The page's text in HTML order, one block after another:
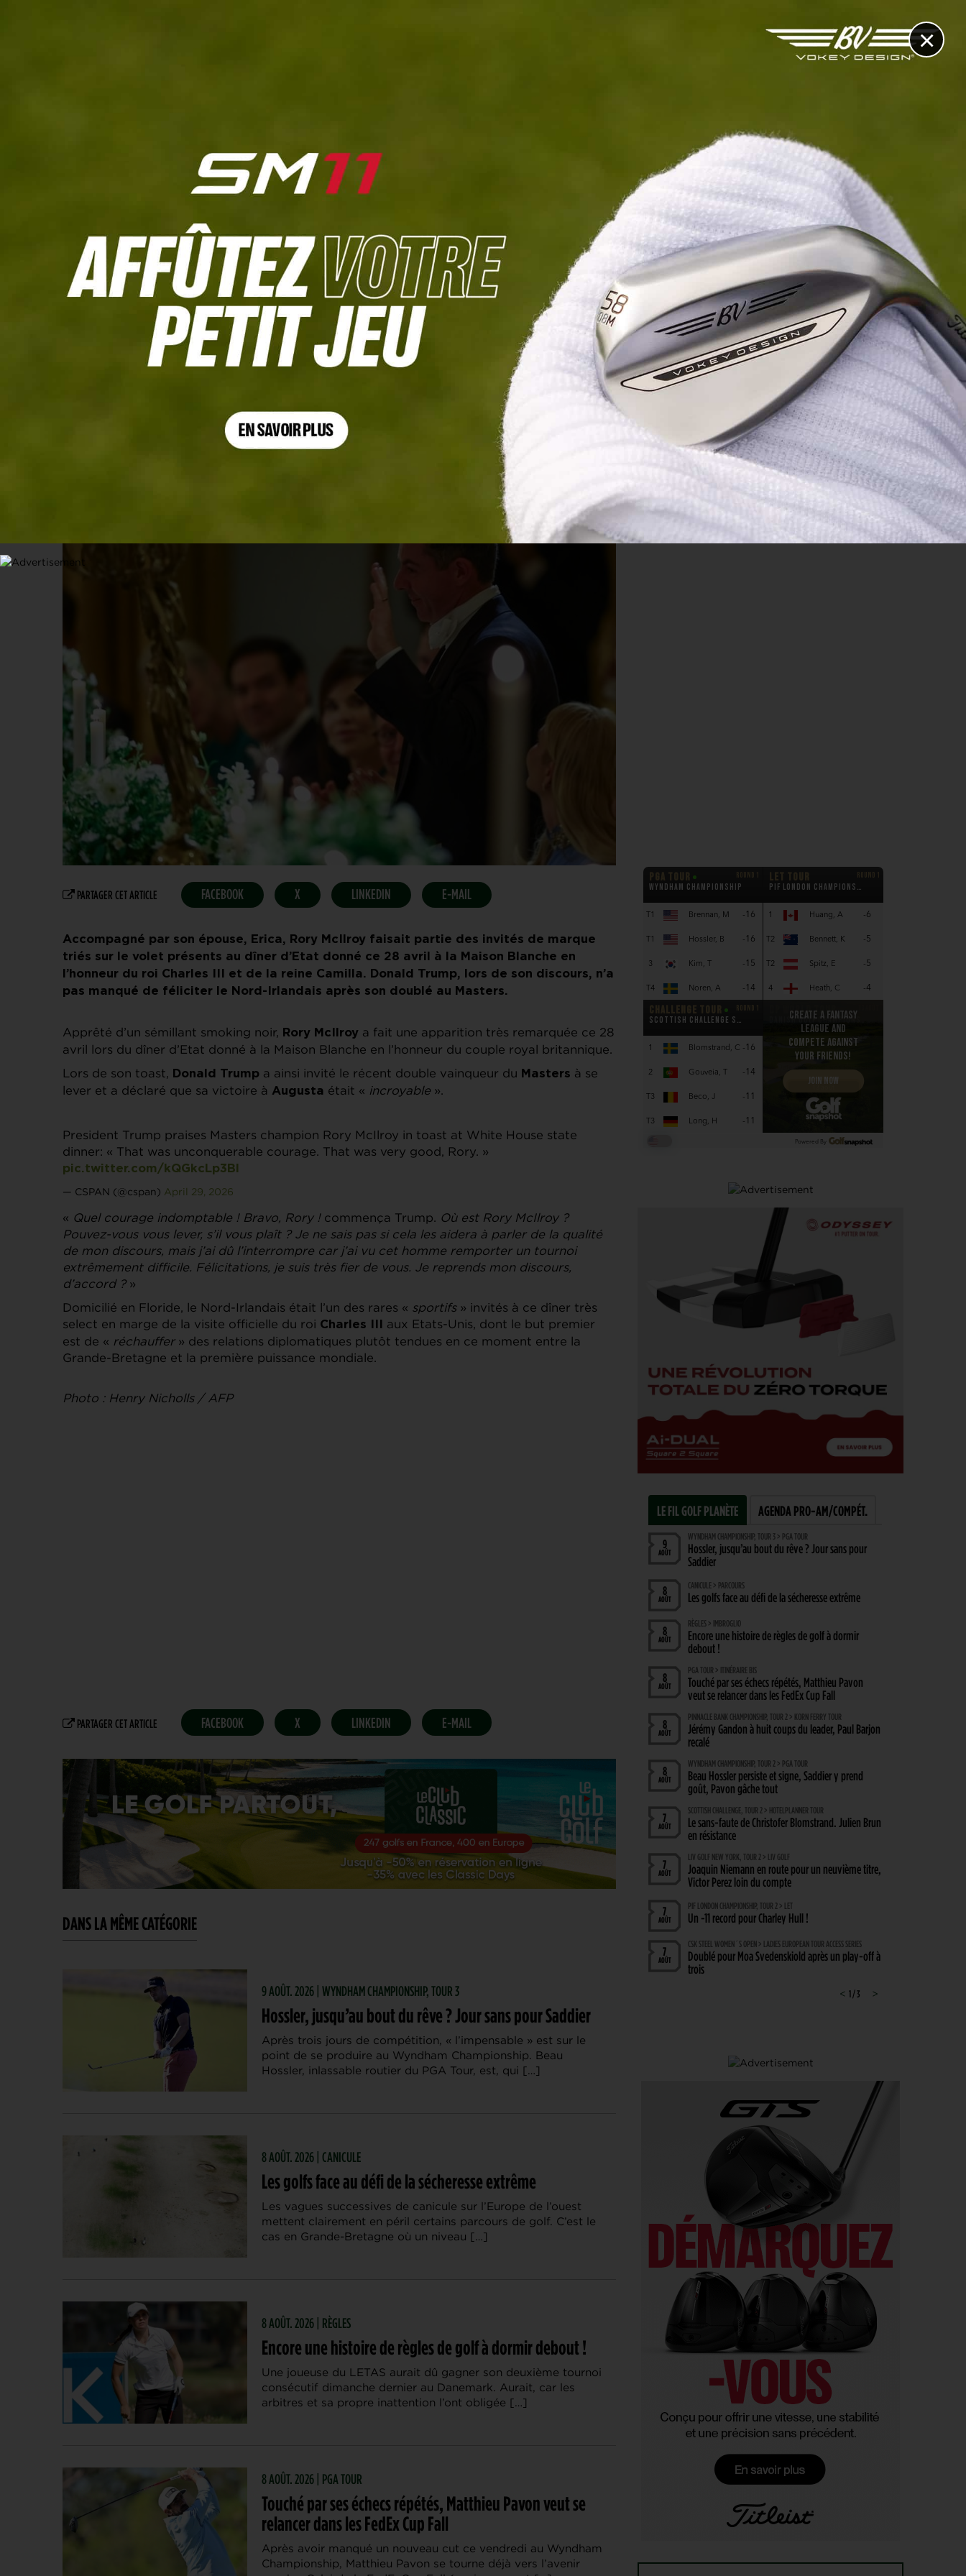
×
Rory McIlroy fait le buzz lors du dîner d’Etat du roi Charles III à la Maison
PARTAGER CET ARTICLE FACEBOOK X LINKEDIN E-MAIL
Accompagné par son épouse, Erica, Rory McIlroy faisait partie des invités de marque
triés sur le volet présents au dîner d’Etat donné ce 28 avril à la Maison Blanche en
l’honneur du roi Charles III et de la reine Camilla. Donald Trump, lors de son discours, n’a
pas manqué de féliciter le Nord-Irlandais après son doublé au Masters.
Apprêté d’un sémillant smoking noir, Rory McIlroy a fait une apparition très remarquée ce 28
avril lors du dîner d’Etat donné à la Maison Blanche en l’honneur du couple royal britannique.
Lors de son toast, Donald Trump a ainsi invité le récent double vainqueur du Masters à se
lever et a déclaré que sa victoire à Augusta était « incroyable ».
President Trump praises Masters champion Rory McIlroy in toast at White House state
dinner: « That was unconquerable courage. That was very good, Rory. »
pic.twitter.com/kQGkcLp3Bl
— CSPAN (@cspan) April 29, 2026
« Quel courage indomptable ! Bravo, Rory !commença Trump. Où est Rory McIlroy ?
Pouvez-vous vous lever, s’il vous plaît ? Je ne sais pas si cela les aidera à parler de la qualité
de mon discours, mais j’ai dû l’interrompre car j’ai vu cet homme remporter un tournoi
extrêmement difficile. Félicitations, je suis très fier de vous. Je reprends mon discours,
d’accord ?»
Domicilié en Floride, le Nord-Irlandais était l’un des rares « sportifs » invités à ce dîner très
select en marge de la visite officielle du roi Charles III
aux Etats-Unis, dont le but premier
est de « réchauffer » des relations diplomatiques plutôt tendues en ce moment entre la
Grande-Bretagne et la première puissance mondiale.
Photo : Henry Nicholls / AFP
PARTAGER CET ARTICLE FACEBOOK X LINKEDIN E-MAIL
DANS LA MÊME CATÉGORIE
9 AOÛT. 2026 | WYNDHAM CHAMPIONSHIP, TOUR 3
Hossler, jusqu’au bout du rêve ? Jour sans pour Saddier
Après trois jours de compétition, « l’impensable » est sur le
point de se produire au Wyndham Championship. Beau
Hossler, inlassable routier du PGA Tour, est, qui […]
8 AOÛT. 2026 | CANICULE
Les golfs face au défi de la sécheresse extrême
Les vagues successives de canicule sur l’Europe de l’ouest
mettent clairement en péril certains parcours de golf. C’est le
cas en Grande-Bretagne où un niveau […]
8 AOÛT. 2026 | RÈGLES
Encore une histoire de règles de golf à dormir debout !
Une joueuse du LETAS aurait dû gagner son deuxième tournoi
consécutif dimanche dernier au Danemark. Aurait, car les
arbitres et sa propre inattention l’ont obligée […]
8 AOÛT. 2026 | PGA TOUR
Touché par ses échecs répétés, Matthieu Pavon veut se
relancer dans les FedEx Cup Fall
Après avoir manqué un nouveau cut ce vendredi au Wyndham
Championship, Matthieu Pavon se tourne déjà vers l’avenir
LE FIL GOLF PLANÈTE AGENDA PRO-AM/COMPÉT.
9
AOÛT
WYNDHAM CHAMPIONSHIP, TOUR 3 > PGA TOUR
Hossler, jusqu’au bout du rêve ? Jour sans pour
Saddier
8
AOÛT
CANICULE > PARCOURS
Les golfs face au défi de la sécheresse extrême
8
AOÛT
RÈGLES > IMBROGLIO
Encore une histoire de règles de golf à dormir
debout !
8
AOÛT
PGA TOUR > ITINÉRAIRE BIS
Touché par ses échecs répétés, Matthieu Pavon
veut se relancer dans les FedEx Cup Fall
8
AOÛT
PINNACLE BANK CHAMPIONSHIP, TOUR 2 > KORN FERRY TOUR
Jérémy Gandon à huit coups du leader, Paul Barjon
recalé
8
AOÛT
WYNDHAM CHAMPIONSHIP, TOUR 2 > PGA TOUR
Beau Hossler persiste et signe, Saddier y prend
goût, Pavon gâche tout
7
AOÛT
SCOTTISH CHALLENGE, TOUR 2 > HOTELPLANNER TOUR
Le sans-faute de Christofer Blomstrand. Julien Brun
en résistance
7
AOÛT
LIV GOLF NEW YORK, TOUR 2 > LIV GOLF
Joaquin Niemann en route pour un neuvième titre,
Victor Perez loin du compte
7
AOÛT
PIF LONDON CHAMPIONSHIP, TOUR 2 > LET
Un -11 record pour Charley Hull !
7
AOÛT
CSK STEEL WOMEN´S OPEN > LADIES EUROPEAN TOUR ACCESS SERIES
Doublé pour Moa Svedenskiold après un play-off à
trois
Nastasia Nadaud : « Un moment très spécial, que
Pavon serre les dents
dernier tournoi de la saison régulière
MATÉRIEL > MÉTAMORPHOSE
Michael Thorbjornsen : les secrets d’un sac qui a
changé de visage avant son premier succès sur le
PGA Tour
GUERRE DES CIRCUITS > QUESTIONS POUR DES CHAMPIONS
LIV Golf : Quel avenir pour Rahm et DeChambeau ?
PGA TOUR > DIVORCE
Le FedEx St. Jude Championship va perdre son
statut de tournoi XXL
DP WORLD TOUR > PLATEAU DE RÊVE
De nombreuses stars annoncées à l’Irish Open
ENTRAÎNEMENT > ON M(&M)
Vidéo : un jeu pour égayer les entraînements de
LIV GOLF > NOUVELLE ÈRE
Le boss du LIV Golf confirme un accord de 250
millions de dollars avec un investisseur dont le
nom reste… secret !
PGA TOUR > CHAMPIONSHIP SERIES 2028
Le Cadillac, chez Trump, au programme du
MATÉRIEL > WEDGE
Cleveland RTZ 2 : Roger Cleveland remet sa
RYDER CUP 2027 > MODE D'EMPLOI
Team Europe : Comment se qualifier pour la
GOLF EN FRANCE > LIEU UNIQUE
< >
1 / 3